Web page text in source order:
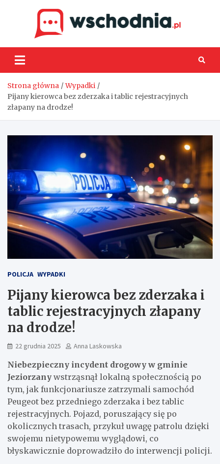
Strona główna
Wypadki
Pijany kierowca bez zderzaka i tablic rejestracyjnych
złapany na drodze!
POLICJA WYPADKI
Pijany kierowca bez zderzaka i
tablic rejestracyjnych złapany
na drodze!
22 grudnia 2025 Anna Laskowska
Niebezpieczny incydent drogowy w gminie
Jeziorzany wstrząsnął lokalną społecznością po
tym, jak funkcjonariusze zatrzymali samochód
Peugeot bez przedniego zderzaka i bez tablic
rejestracyjnych. Pojazd, poruszający się po
okolicznych trasach, przykuł uwagę patrolu dzięki
swojemu nietypowemu wyglądowi, co
błyskawicznie doprowadziło do interwencji policji.